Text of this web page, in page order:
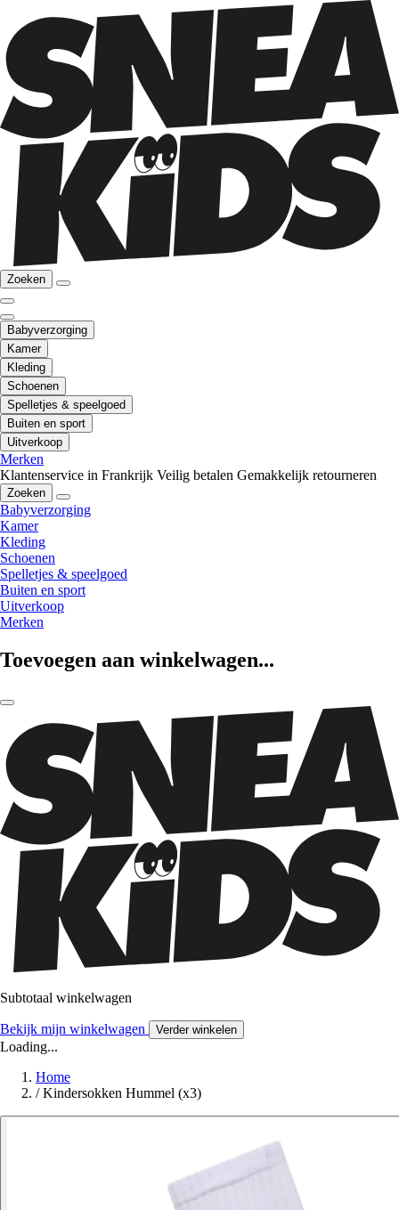
Zoeken
Babyverzorging
Kamer
Kleding
Schoenen
Spelletjes & speelgoed
Buiten en sport
Uitverkoop
Merken
Klantenservice in Frankrijk Veilig betalen Gemakkelijk retourneren
Zoeken
Babyverzorging
Kamer
Kleding
Schoenen
Spelletjes & speelgoed
Buiten en sport
Uitverkoop
Merken
Toevoegen aan winkelwagen...
Subtotaal winkelwagen
Bekijk mijn winkelwagen Verder winkelen
Loading...
Home
/ Kindersokken Hummel (x3)